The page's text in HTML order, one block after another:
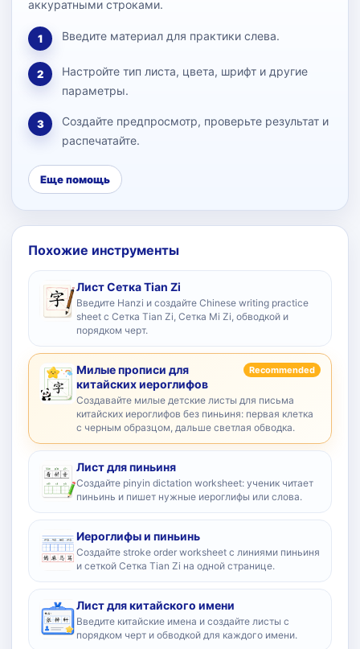
аккуратными строками.
1 Введите материал для практики слева.
2
Настройте тип листа, цвета, шрифт и другие
параметры.
3
Создайте предпросмотр, проверьте результат и
распечатайте.
Еще помощь
Похожие инструменты
Лист Сетка Tian Zi
Введите Hanzi и создайте Chinese writing practice
sheet с Сетка Tian Zi, Сетка Mi Zi, обводкой и
порядком черт.
Милые прописи для
китайских иероглифов
Recommended
Создавайте милые детские листы для письма
китайских иероглифов без пиньиня: первая клетка
с черным образцом, дальше светлая обводка.
Лист для пиньиня
Создайте pinyin dictation worksheet: ученик читает
пиньинь и пишет нужные иероглифы или слова.
Иероглифы и пиньинь
Создайте stroke order worksheet с линиями пиньиня
и сеткой Сетка Tian Zi на одной странице.
Лист для китайского имени
Введите китайские имена и создайте листы с
порядком черт и обводкой для каждого имени.